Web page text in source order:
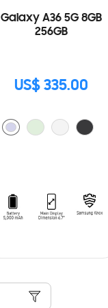
Galaxy A36 5G 8GB
256GB
US$ 335.00